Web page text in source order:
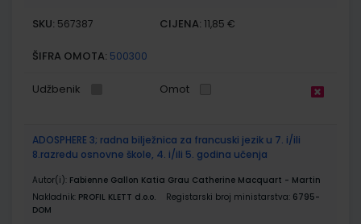
SKU: 567387 CIJENA: 11,85 €
ŠIFRA OMOTA: 500300
Udžbenik Omot
ADOSPHERE 3; radna bilježnica za francuski jezik u 7. i/ili
8.razredu osnovne škole, 4. i/ili 5. godina učenja
Autor(i): Fabienne Gallon Katia Grau Catherine Macquart - Martin
Nakladnik: PROFIL KLETT d.o.o. Registarski broj ministarstva: 6795-
DOM